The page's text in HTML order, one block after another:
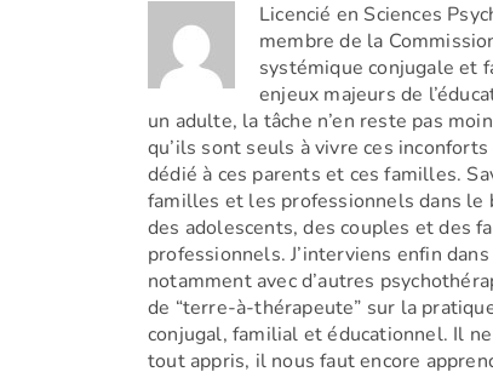
Licencié en Sciences
membre de la
systémique conjugale et
enjeux majeurs de
un adulte, la tâche n’en reste pas
qu’ils sont seuls à vivre ces
dédié à ces parents et ces familles.
familles et les professionnels dans le
des adolescents, des couples et des
professionnels. J’interviens enfin
notamment avec d’autres
de “terre-à-thérapeute” sur la
conjugal, familial et éducationnel. Il
tout appris, il nous faut encore